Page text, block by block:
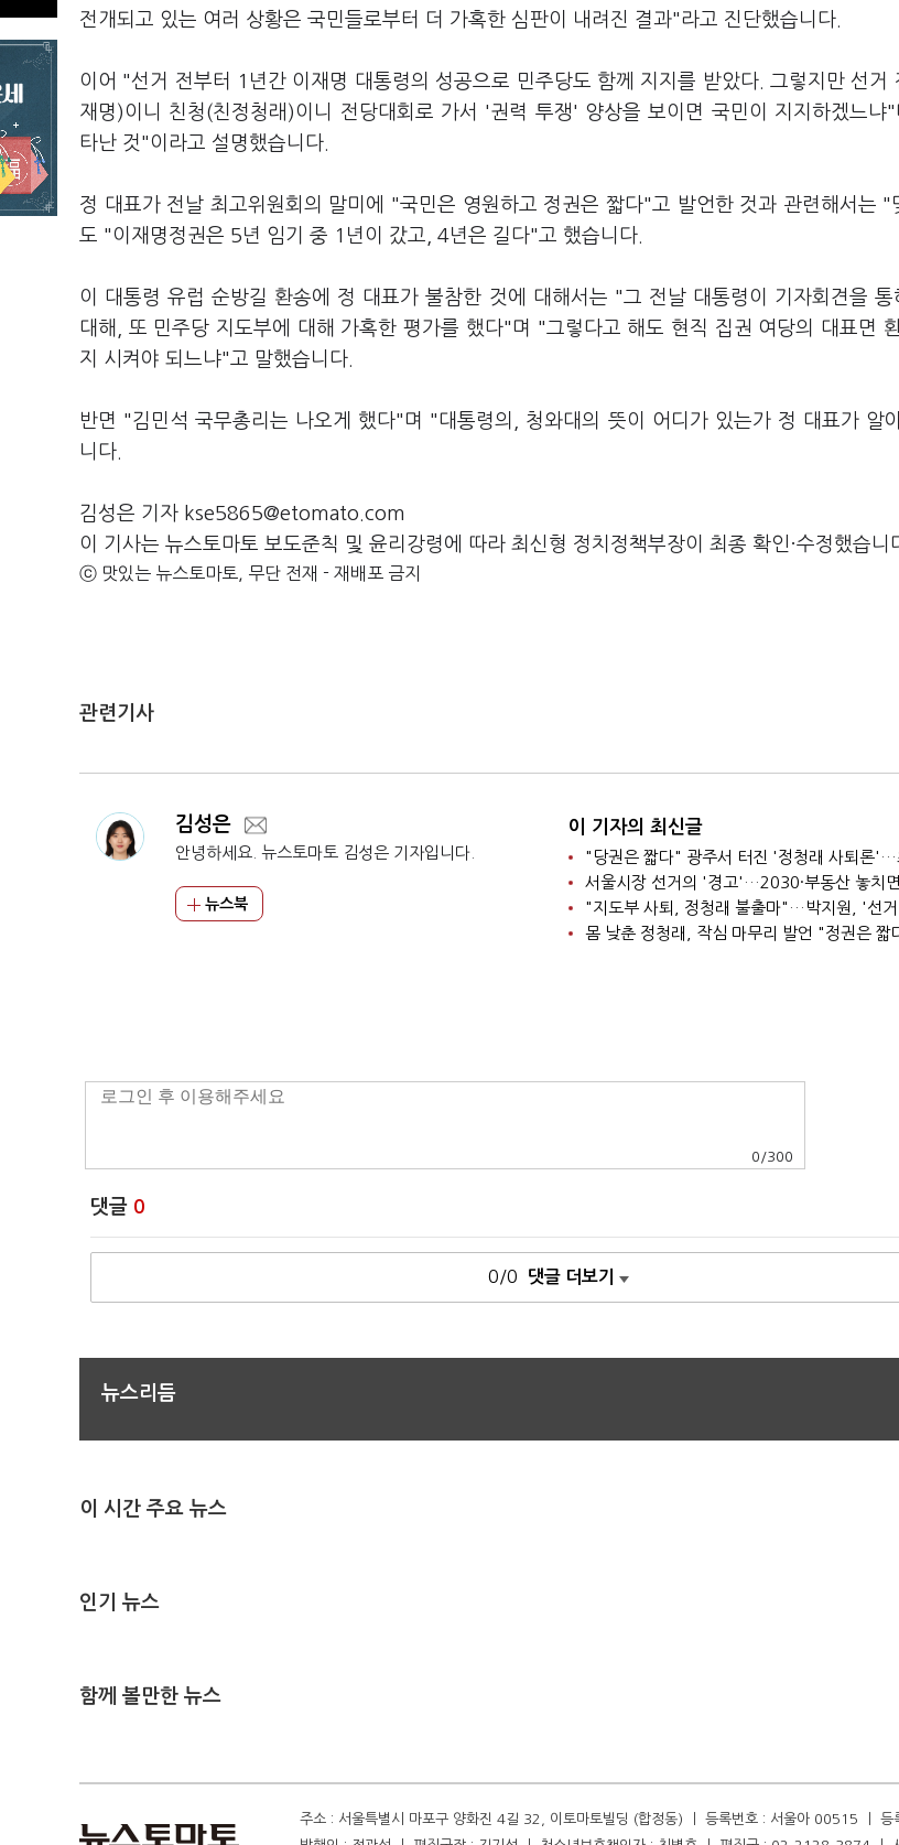
전개되고 있는 여러 상황은 국민들로부터 더 가혹한 심판이 내려진 결과"라고 진단했습니다.
이어 "선거 전부터 1년간 이재명 대통령의 성공으로 민주당도 함께 지지를 받았다. 그렇지만 선거
재명)이니 친청(친정청래)이니 전당대회로 가서 '권력 투쟁' 양상을 보이면 국민이 지지하겠느냐
타난 것"이라고 설명했습니다.
정 대표가 전날 최고위원회의 말미에 "국민은 영원하고 정권은 짧다"고 발언한 것과 관련해서는 "
도 "이재명정권은 5년 임기 중 1년이 갔고, 4년은 길다"고 했습니다.
이 대통령 유럽 순방길 환송에 정 대표가 불참한 것에 대해서는 "그 전날 대통령이 기자회견을 통
대해, 또 민주당 지도부에 대해 가혹한 평가를 했다"며 "그렇다고 해도 현직 집권 여당의 대표면
지 시켜야 되느냐"고 말했습니다.
반면 "김민석 국무총리는 나오게 했다"며 "대통령의, 청와대의 뜻이 어디가 있는가 정 대표가 알
니다.
김성은 기자 kse5865@etomato.com
이 기사는 뉴스토마토 보도준칙 및 윤리강령에 따라 최신형 정치정책부장이 최종 확인·수정했습니
ⓒ 맛있는 뉴스토마토, 무단 전재 - 재배포 금지
관련기사
김성은
안녕하세요. 뉴스토마토 김성은 기자입니다.
뉴스북
이 기자의 최신글
"당권은 짧다" 광주서 터진 '정청래 사퇴론
"지도부 사퇴, 정청래 불출마"…박지원, '선
몸 낮춘 정청래, 작심 마무리 발언 "정권은 짧
0 /300
댓글 0
0/0 댓글 더보기
뉴스리듬
이 시간 주요 뉴스
인기 뉴스
함께 볼만한 뉴스
주소 : 서울특별시 마포구 양화진 4길 32, 이토마토빌딩 (합정동) ㅣ 등록번호 : 서울아 00515 ㅣ